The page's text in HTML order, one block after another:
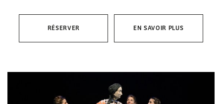
RÉSERVER EN SAVOIR PLUS